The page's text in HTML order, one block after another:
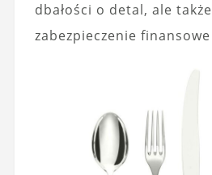
dbałości o detal, ale
zabezpieczenie finansowe